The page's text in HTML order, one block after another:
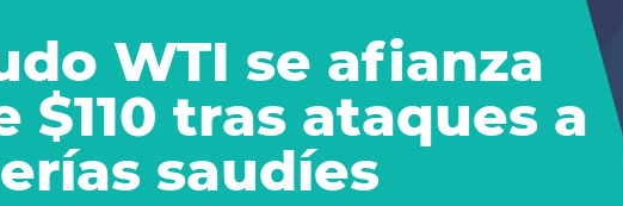
WTI se afianza
$110 tras ataques a
saudíes